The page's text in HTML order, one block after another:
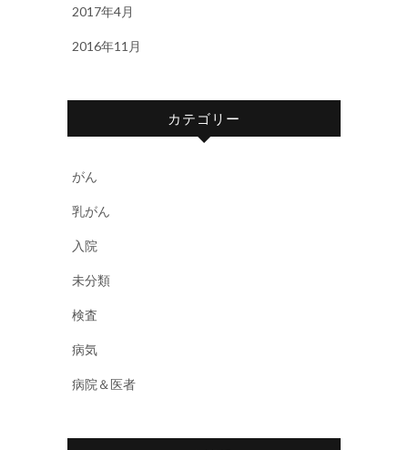
2017年4月
2016年11月
カテゴリー
がん
乳がん
入院
未分類
検査
病気
病院＆医者